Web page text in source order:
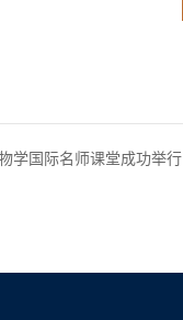
学国际名师课堂成功举行